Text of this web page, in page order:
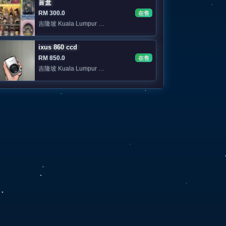
盲盒
RM 300.0
在售
吉隆坡 Kuala Lumpur 📍KL 可面交
ixus 860 ccd
RM 850.0
在售
吉隆坡 Kuala Lumpur 私聊